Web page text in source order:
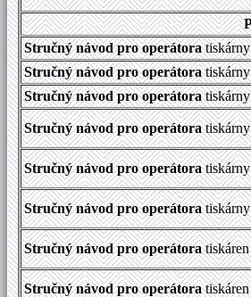
Stručný návod pro operátora
Stručný návod pro operátora
Stručný návod pro operátora
Stručný návod pro operátora
Stručný návod pro operátora
Stručný návod pro operátora
Stručný návod pro operátora
Stručný návod pro operátora